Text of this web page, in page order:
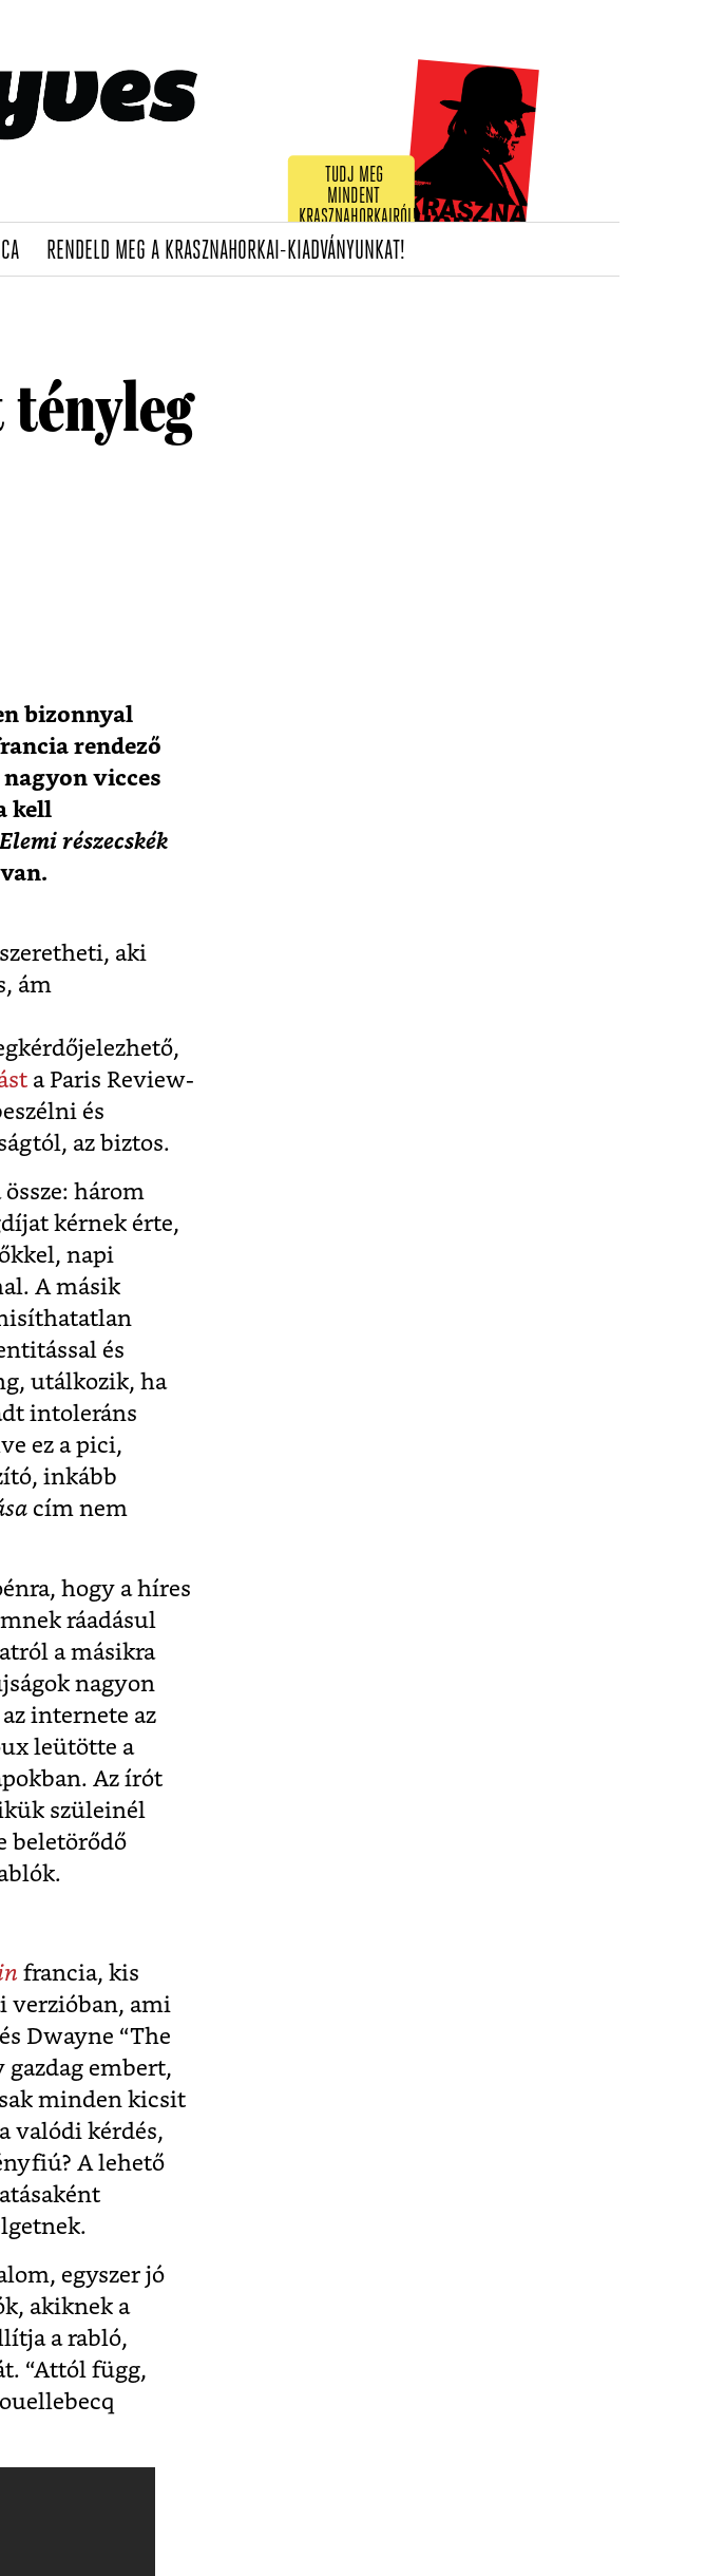
TUDJ MEG
MINDENT
KRASZNAHORKAIRÓL!
(CURRENT)
RENDELD MEG A KRASZNAHORKAI-KIADVÁNYUNKAT!(CURRENT)
tényleg
bizonnyal
rendező
vicces
kell
Elemi részecskék
van.
aki
ám
a Paris Review-
és
az biztos.
három
kérnek érte,
napi
A másik
és
utálkozik, ha
intoleráns
ez a pici,
inkább
cím nem
hogy a híres
ráadásul
a másikra
nagyon
internete az
leütötte a
Az írót
szüleinél
beletörődő
francia, kis
verzióban, ami
Dwayne “The
gazdag embert,
minden kicsit
valódi kérdés,
A lehető
egyszer jó
akiknek a
a rabló,
“Attól függ,